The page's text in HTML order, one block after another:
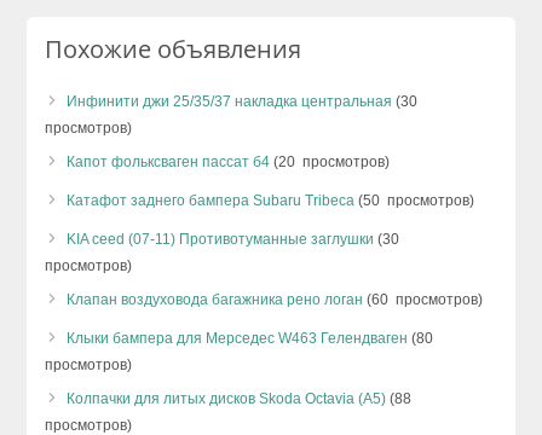
Похожие объявления
Инфинити джи 25/35/37 накладка центральная (30
просмотров)
Капот фольксваген пассат б4 (20 просмотров)
Катафот заднего бампера Subaru Tribeca (50 просмотров)
KIA ceed (07-11) Противотуманные заглушки (30
просмотров)
Клапан воздуховода багажника рено логан (60 просмотров)
Клыки бампера для Мерседес W463 Гелендваген (80
просмотров)
Колпачки для литых дисков Skoda Octavia (A5) (88
просмотров)